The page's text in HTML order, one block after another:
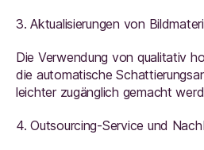
3. Aktualisierungen von
Die Verwendung von qualitativ
die automatische
leichter zugänglich gemacht
4. Outsourcing-Service und